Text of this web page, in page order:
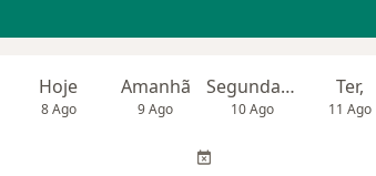
Hoje
8 Ago
Amanhã
9 Ago
Segunda-feira
10 Ago
Ter,
11 Ago